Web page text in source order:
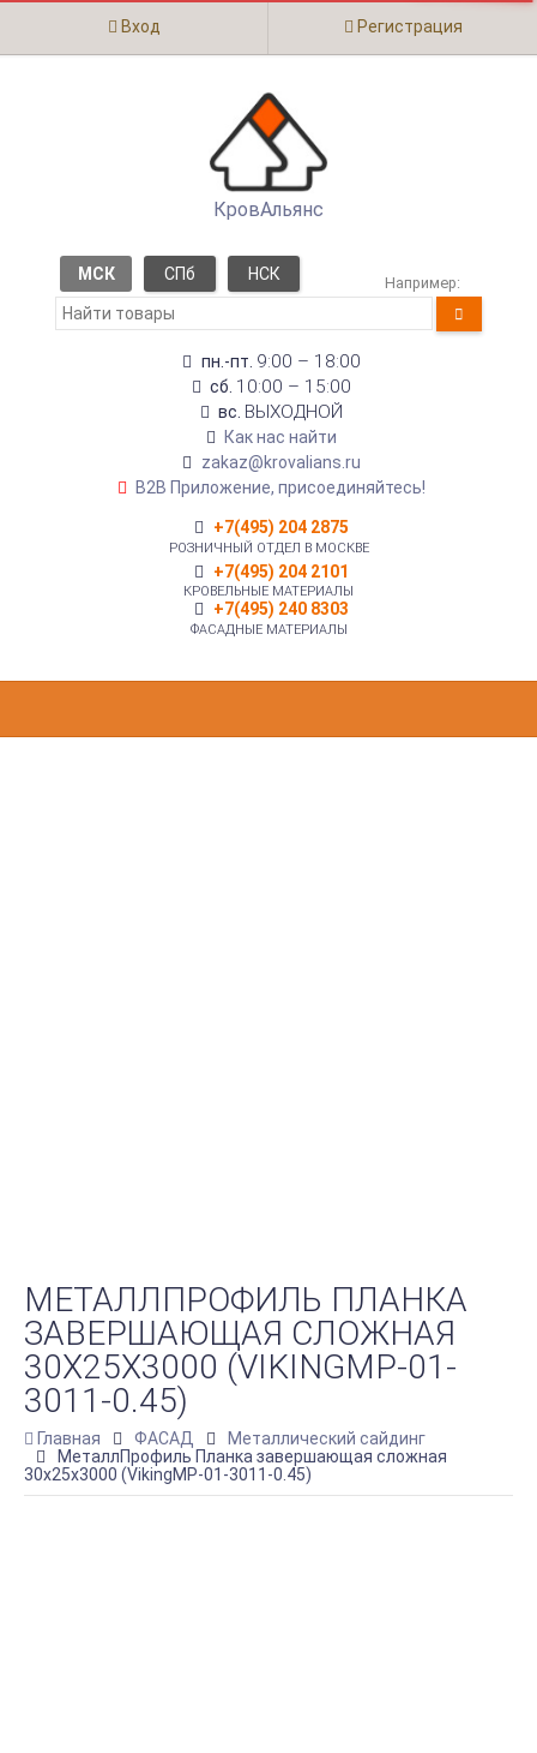
Вход Регистрация
КровАльянс
МСК СПб НСК Например:
пн.-пт. 9:00 – 18:00
сб. 10:00 – 15:00
вс. ВЫХОДНОЙ
Как нас найти
zakaz@krovalians.ru
B2B Приложение, присоединяйтесь!
+7(495) 204 2875
РОЗНИЧНЫЙ ОТДЕЛ В МОСКВЕ
+7(495) 204 2101
КРОВЕЛЬНЫЕ МАТЕРИАЛЫ
+7(495) 240 8303
ФАСАДНЫЕ МАТЕРИАЛЫ
МЕТАЛЛПРОФИЛЬ ПЛАНКА
ЗАВЕРШАЮЩАЯ СЛОЖНАЯ
30Х25Х3000 (VIKINGMP-01-
3011-0.45)
Главная ФАСАД
Металлический сайдинг
МеталлПрофиль Планка завершающая сложная
30х25х3000 (VikingMP-01-3011-0.45)